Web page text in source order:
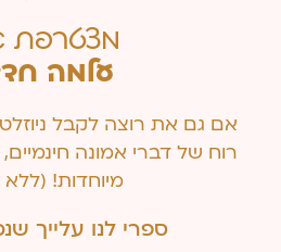
מצטרפת
עלמה
אם גם את רוצה לקבל
רוח של דברי אמונה
מיוחדות! (ללא
ספרי לנו עלייך